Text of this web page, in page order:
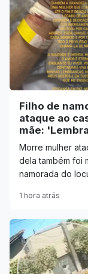
Filho de
ataque ao
mãe:
Morre mulher
dela também foi
namorada do
1 hora atrás